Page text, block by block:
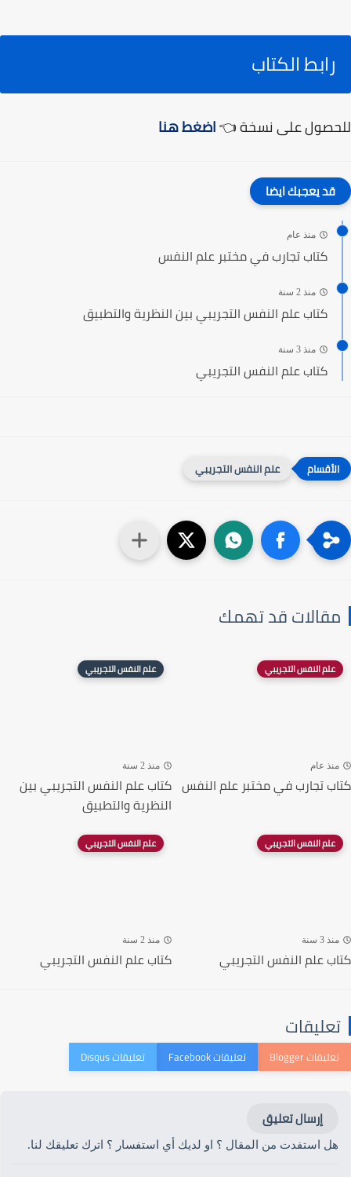
رابط الكتاب
للحصول على نسخة 👈اضغط هنا
قد يعجبك ايضا
منذ عام
كتاب تجارب في مختبر علم النفس
منذ 2 سنة
كتاب علم النفس التجريبي بين النظرية والتطبيق
منذ 3 سنة
كتاب علم النفس التجريبي
علم النفس التجريبي
مقالات قد تهمك
علم النفس التجريبي
منذ عام
كتاب تجارب في مختبر علم النفس
علم النفس التجريبي
منذ 2 سنة
كتاب علم النفس التجريبي بين
النظرية والتطبيق
علم النفس التجريبي
منذ 3 سنة
كتاب علم النفس التجريبي
علم النفس التجريبي
منذ 2 سنة
كتاب علم النفس التجريبي
تعليقات
إرسال تعليق
هل استفدت من المقال ؟ او لديك أي استفسار ؟ اترك تعليقك لنا.